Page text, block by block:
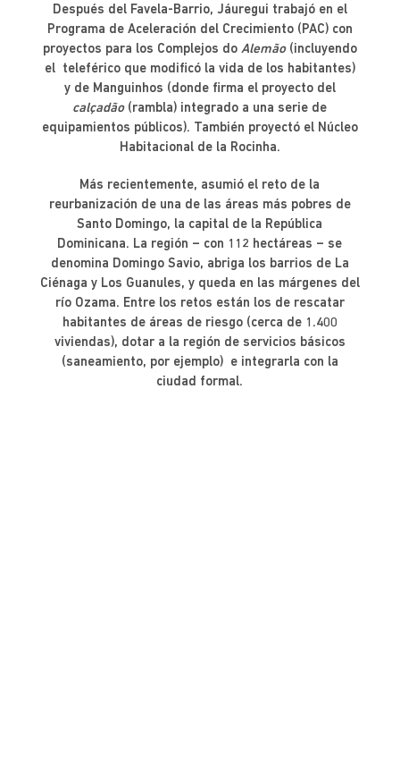
Después del Favela-Barrio, Jáuregui trabajó en el
Programa de Aceleración del Crecimiento (PAC) con
proyectos para los Complejos do Alemão(incluyendo
el teleférico que modificó la vida de los habitantes)
y de Manguinhos (donde firma el proyecto del
calçadão(rambla) integrado a una serie de
equipamientos públicos). También proyectó el Núcleo
Habitacional de la Rocinha.
Más recientemente, asumió el reto de la
reurbanización de una de las áreas más pobres de
Santo Domingo, la capital de la República
Dominicana. La región – con 112 hectáreas – se
denomina Domingo Savio, abriga los barrios de La
Ciénaga y Los Guanules, y queda en las márgenes del
río Ozama. Entre los retos están los de rescatar
habitantes de áreas de riesgo (cerca de 1.400
viviendas), dotar a la región de servicios básicos
(saneamiento, por ejemplo) e integrarla con la
ciudad formal.